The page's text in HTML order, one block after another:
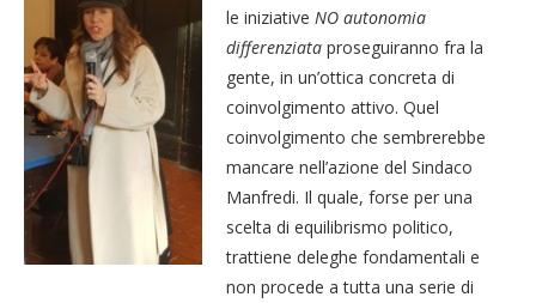
le iniziative NO autonomia
differenziata proseguiranno fra la
gente, in un’ottica concreta di
coinvolgimento attivo. Quel
coinvolgimento che sembrerebbe
mancare nell’azione del Sindaco
Manfredi. Il quale, forse per una
scelta di equilibrismo politico,
trattiene deleghe fondamentali e
non procede a tutta una serie di